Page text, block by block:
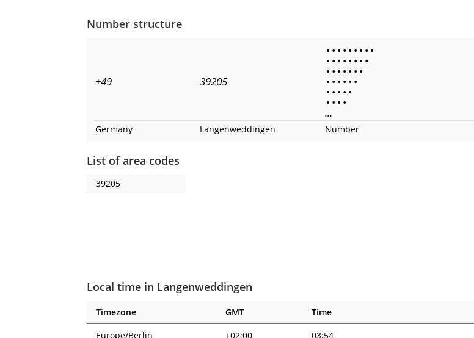
Number structure
+49 39205
• • • • • • • • •
• • • • • • • •
• • • • • • •
• • • • • •
• • • • •
• • • •
...
Germany Langenweddingen Number
List of area codes
39205
Local time in Langenweddingen
Timezone GMT
Time
Europe/Berlin
+02:00 03:54